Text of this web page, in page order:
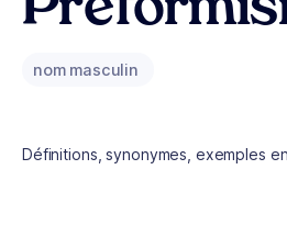
nom masculin
Définitions, synonymes, exemples